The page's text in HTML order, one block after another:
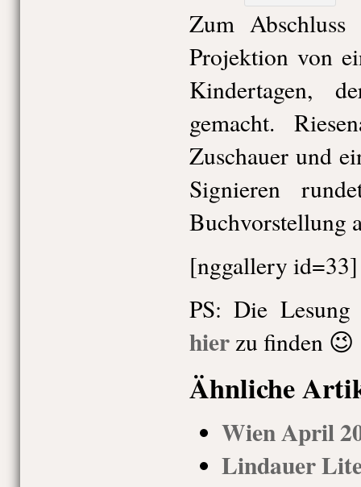
Zum
Projektion von
Kindertagen,
gemacht.
Zuschauer und
Signieren
Buchvorstellung
[nggallery id=33]
PS: Die
hierzu finden 😉
Ähnliche
Wien April
Lindauer